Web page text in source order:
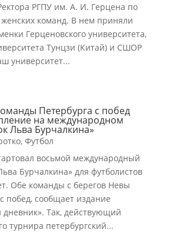
РГПУ им. А. И. Герцена по
женских команд. В нем приняли
Герценовского университета,
Тунцзи (Китай) и СШОР
университет...
Петербурга с побед
на международном
Льва Бурчалкина»
, Футбол
восьмой международный
Бурчалкина» для футболистов
Обе команды с берегов Невы
побед, сообщает издание
дневник». Так, действующий
турнира петербургский...